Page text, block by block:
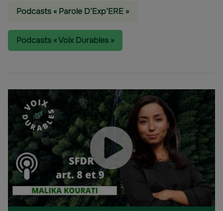
Podcasts « Parole D’Exp’ERE »
Podcasts « Voix Durables »